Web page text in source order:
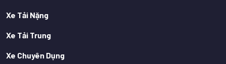
Xe Tải Nặng
Xe Tải Trung
Xe Chuyên Dụng